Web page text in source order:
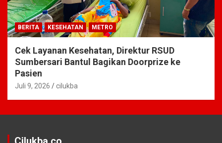
BERITA KESEHATAN METRO
Cek Layanan Kesehatan, Direktur RSUD
Sumbersari Bantul Bagikan Doorprize ke
Pasien
Juli 9, 2026 cilukba